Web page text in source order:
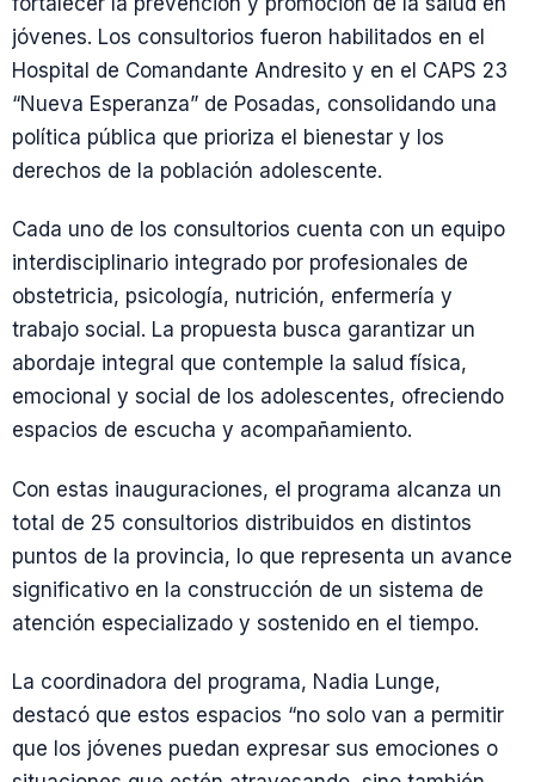
jóvenes. Los consultorios fueron habilitados en el
Hospital de Comandante Andresito y en el CAPS 23
“Nueva Esperanza” de Posadas, consolidando una
política pública que prioriza el bienestar y los
derechos de la población adolescente.
Cada uno de los consultorios cuenta con un equipo
interdisciplinario integrado por profesionales de
obstetricia, psicología, nutrición, enfermería y
trabajo social. La propuesta busca garantizar un
abordaje integral que contemple la salud física,
emocional y social de los adolescentes, ofreciendo
espacios de escucha y acompañamiento.
Con estas inauguraciones, el programa alcanza un
total de 25 consultorios distribuidos en distintos
puntos de la provincia, lo que representa un avance
significativo en la construcción de un sistema de
atención especializado y sostenido en el tiempo.
La coordinadora del programa, Nadia Lunge,
destacó que estos espacios “no solo van a permitir
que los jóvenes puedan expresar sus emociones o